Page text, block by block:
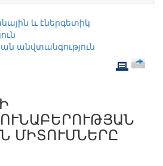
և էներգետիկ
անվտանգություն
ՄԻՏՈՒՄՆԵՐԸ